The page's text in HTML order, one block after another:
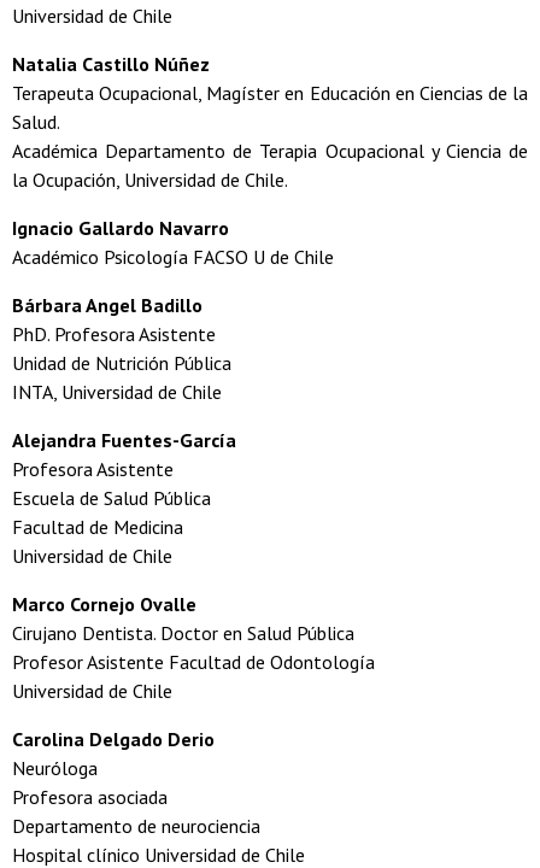
Universidad de Chile
Natalia Castillo Núñez
Terapeuta Ocupacional, Magíster en Educación en Ciencias de la
Salud.
Académica Departamento de Terapia Ocupacional y Ciencia de
la Ocupación, Universidad de Chile.
Ignacio Gallardo Navarro
Académico Psicología FACSO U de Chile
Bárbara Angel Badillo
PhD. Profesora Asistente
Unidad de Nutrición Pública
INTA, Universidad de Chile
Alejandra Fuentes-García
Profesora Asistente
Escuela de Salud Pública
Facultad de Medicina
Universidad de Chile
Marco Cornejo Ovalle
Cirujano Dentista. Doctor en Salud Pública
Profesor Asistente Facultad de Odontología
Universidad de Chile
Carolina Delgado Derio
Neuróloga
Profesora asociada
Departamento de neurociencia
Hospital clínico Universidad de Chile